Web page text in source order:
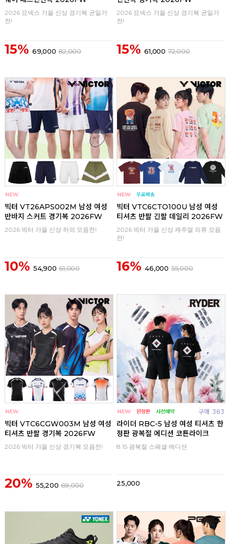
2026 요넥스 가을 신상 경기복 균일가
전!
15% 69,000 82,000
2026 요넥스 가을 신상 경기복 균일가
전!
15% 61,000 72,000
빅터 VT26APS002M 남성 여성
반바지 스커트 경기복 2026FW
2026 빅터 가을 신상 하의 모음전!
10% 54,900 61,000
빅터 VTC6CTO100U 남성 여성
티셔츠 반팔 긴팔 데일리 2026FW
2026 빅터 가을 신상 캐주얼 의류 모음
전!
16% 46,000 55,000
빅터 VTC6CGW003M 남성 여성
티셔츠 반팔 경기복 2026FW
2026 빅터 가을 신상 경기복 모음전!
20% 55,200 69,000
구매 383
라이더 RBC-5 남성 여성 티셔츠 한
정판 광복절 에디션 코튼라이크
8.15 광복절 스페셜 에디션
25,000